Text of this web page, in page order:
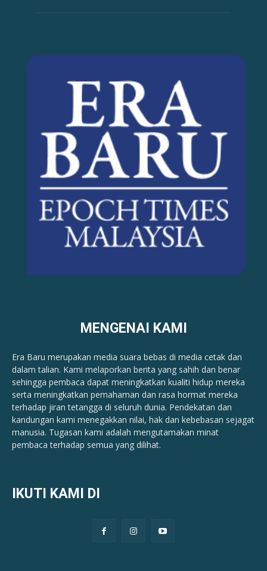
MENGENAI KAMI
Era Baru merupakan media suara bebas di media cetak dan
dalam talian. Kami melaporkan berita yang sahih dan benar ​​
sehingga pembaca dapat meningkatkan kualiti hidup mereka
serta meningkatkan pemahaman dan rasa hormat mereka
terhadap jiran tetangga di seluruh dunia. Pendekatan dan
kandungan kami menegakkan nilai, hak dan kebebasan sejagat
manusia. Tugasan kami adalah mengutamakan minat
pembaca terhadap semua yang dilihat.
IKUTI KAMI DI